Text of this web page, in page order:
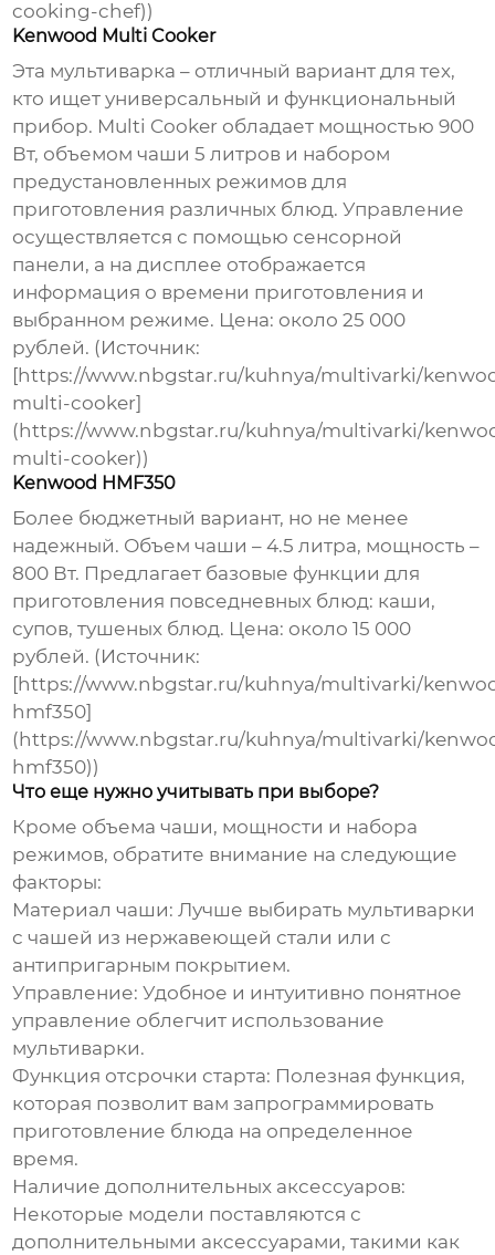
cooking-chef))
Kenwood Multi Cooker
Эта мультиварка – отличный вариант для тех,
кто ищет универсальный и функциональный
прибор. Multi Cooker обладает мощностью 900
Вт, объемом чаши 5 литров и набором
предустановленных режимов для
приготовления различных блюд. Управление
осуществляется с помощью сенсорной
панели, а на дисплее отображается
информация о времени приготовления и
выбранном режиме. Цена: около 25 000
рублей. (Источник:
[https://www.nbgstar.ru/kuhnya/multivarki/
multi-cooker]
(https://www.nbgstar.ru/kuhnya/multivarki/
multi-cooker))
Kenwood HMF350
Более бюджетный вариант, но не менее
надежный. Объем чаши – 4.5 литра, мощность –
800 Вт. Предлагает базовые функции для
приготовления повседневных блюд: каши,
супов, тушеных блюд. Цена: около 15 000
рублей. (Источник:
[https://www.nbgstar.ru/kuhnya/multivarki/
hmf350]
(https://www.nbgstar.ru/kuhnya/multivarki/
hmf350))
Что еще нужно учитывать при выборе?
Кроме объема чаши, мощности и набора
режимов, обратите внимание на следующие
факторы:
Материал чаши: Лучше выбирать мультиварки
с чашей из нержавеющей стали или с
антипригарным покрытием.
Управление: Удобное и интуитивно понятное
управление облегчит использование
мультиварки.
Функция отсрочки старта: Полезная функция,
которая позволит вам запрограммировать
приготовление блюда на определенное
время.
Наличие дополнительных аксессуаров:
Некоторые модели поставляются с
дополнительными аксессуарами, такими как